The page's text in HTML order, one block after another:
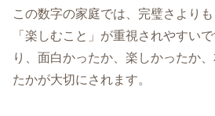
この数字の家庭では、完璧さよりも
「楽しむこと」が重視されやすい
り、面白かったか、楽しかったか
たかが大切にされます。